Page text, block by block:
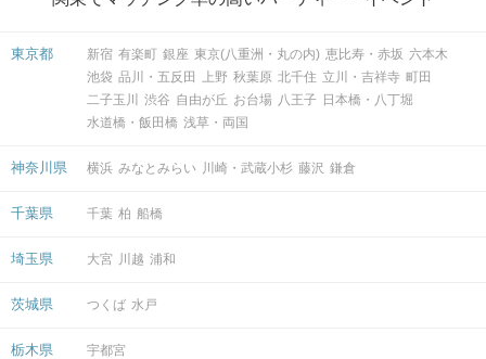
東京都 新宿 有楽町 銀座 東京(八重洲・丸の内) 恵比寿・赤坂 六本木
池袋 品川・五反田 上野 秋葉原 北千住 立川・吉祥寺 町田
二子玉川
渋谷 自由が丘 お台場 八王子 日本橋・八丁堀
水道橋・飯田橋 浅草・両国
神奈川県 横浜 みなとみらい 川崎・武蔵小杉 藤沢 鎌倉
千葉県 千葉 柏 船橋
埼玉県 大宮 川越 浦和
茨城県 つくば 水戸
栃木県 宇都宮